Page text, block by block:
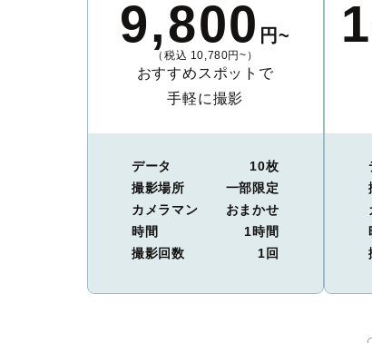
9,800 円~
（税込 10,780円~）
おすすめスポットで
手軽に撮影
データ
10枚
撮影場所
一部限定
カメラマン
おまかせ
時間
1時間
撮影回数
1回